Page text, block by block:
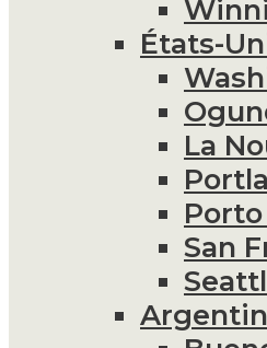
États-
La
San